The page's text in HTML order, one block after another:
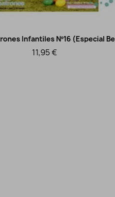
Vista rápida
Infantiles Nº16 (Especial Bebé)
11,95 €